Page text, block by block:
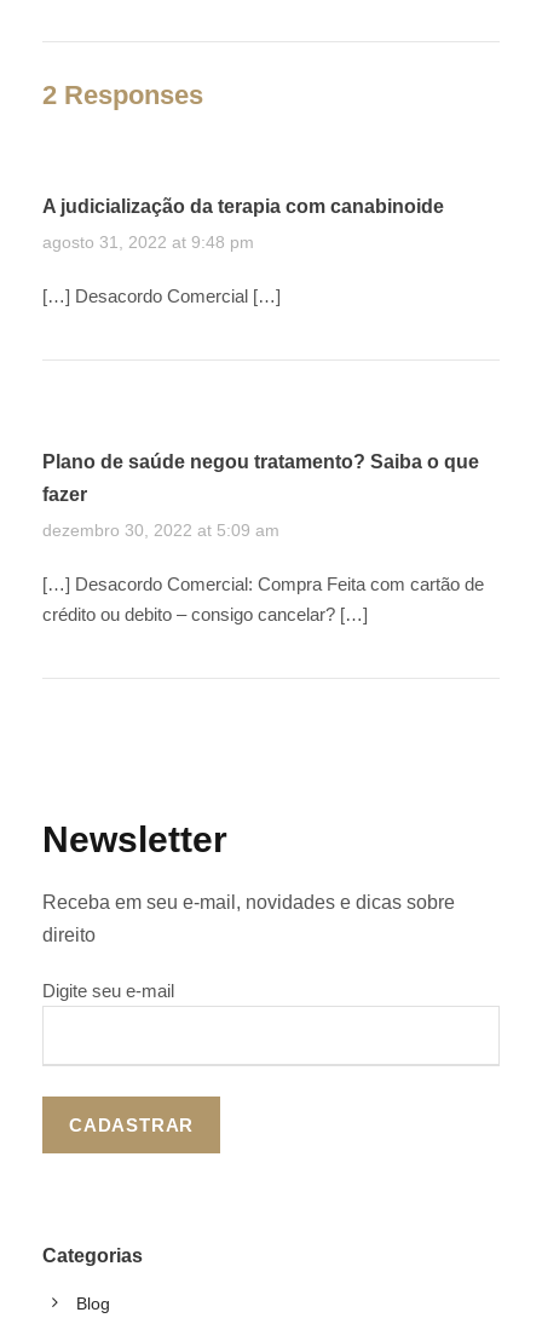
2 Responses
A judicialização da terapia com canabinoide
agosto 31, 2022 at 9:48 pm
[…] Desacordo Comercial […]
Plano de saúde negou tratamento? Saiba o que
fazer
dezembro 30, 2022 at 5:09 am
[…] Desacordo Comercial: Compra Feita com cartão de
crédito ou debito – consigo cancelar? […]
Newsletter
Receba em seu e-mail, novidades e dicas sobre
direito
Digite seu e-mail
Categorias
Blog